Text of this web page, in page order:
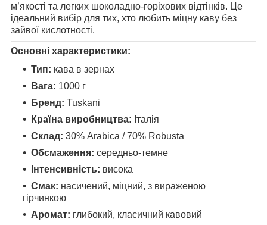
м’якості та легких шоколадно-горіхових відтінків. Це
ідеальний вибір для тих, хто любить міцну каву без
зайвої кислотності.
Основні характеристики:
Тип: кава в зернах
Вага: 1000 г
Бренд: Tuskani
Країна виробництва: Італія
Склад: 30% Arabica / 70% Robusta
Обсмаження: середньо-темне
Інтенсивність: висока
Смак: насичений, міцний, з вираженою
гірчинкою
Аромат: глибокий, класичний кавовий